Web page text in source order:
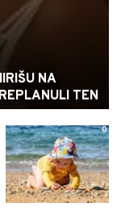
NA
TEN
0